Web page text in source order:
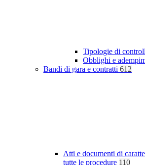
Tipologie di
Obblighi e
Bandi di gara e contratti 612
Atti e documenti di
tutte le procedure 110